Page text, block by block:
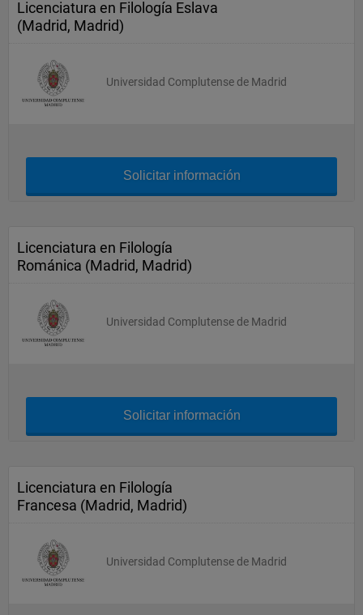
Licenciatura en Filología Eslava
(Madrid, Madrid)
Universidad Complutense de Madrid
Solicitar información
Licenciatura en Filología
Románica (Madrid, Madrid)
Universidad Complutense de Madrid
Solicitar información
Licenciatura en Filología
Francesa (Madrid, Madrid)
Universidad Complutense de Madrid